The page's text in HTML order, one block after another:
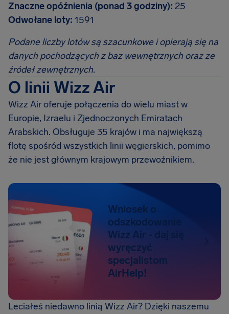
Znaczne opóźnienia (ponad 3 godziny): 25
Odwołane loty: 1591
Podane liczby lotów są szacunkowe i opierają się na
danych pochodzących z baz wewnętrznych oraz ze
źródeł zewnętrznych.
O linii Wizz Air
Wizz Air oferuje połączenia do wielu miast w
Europie, Izraelu i Zjednoczonych Emiratach
Arabskich. Obsługuje 35 krajów i ma największą
flotę spośród wszystkich linii węgierskich, pomimo
że nie jest głównym krajowym przewoźnikiem.
Wniosek o
odszkodowanie
Wizz Air - daj się
wyręczyć
specjalistom
AirHelp!
Leciałeś niedawno linią Wizz Air? Dzięki naszemu